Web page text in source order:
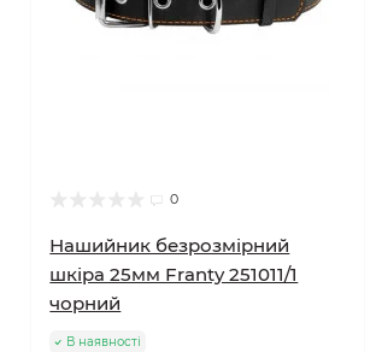
0
Нашийник безрозмірний
шкіра 25мм Franty 251011/1
чорний
В наявності